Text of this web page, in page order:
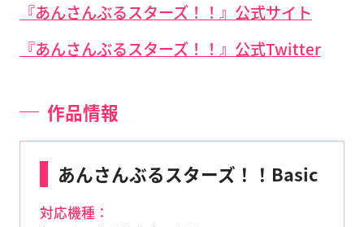
『あんさんぶるスターズ！！』公式サイト
『あんさんぶるスターズ！！』公式Twitter
作品情報
あんさんぶるスターズ！！Basic
対応機種：